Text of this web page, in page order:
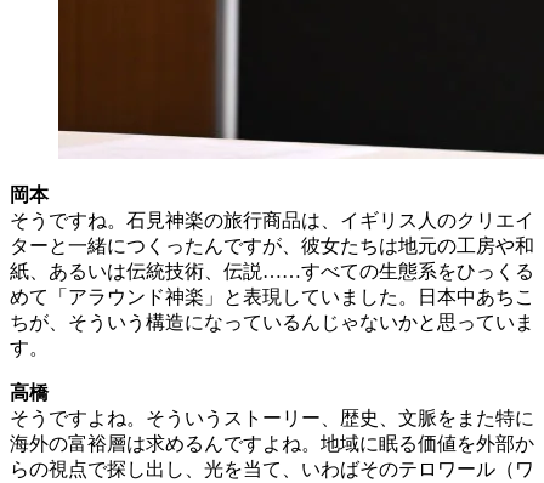
岡本
そうですね。石見神楽の旅行商品は、イギリス人のクリエイ
ターと一緒につくったんですが、彼女たちは地元の工房や和
紙、あるいは伝統技術、伝説……すべての生態系をひっくる
めて「アラウンド神楽」と表現していました。日本中あちこ
ちが、そういう構造になっているんじゃないかと思っていま
す。
高橋
そうですよね。そういうストーリー、歴史、文脈をまた特に
海外の富裕層は求めるんですよね。地域に眠る価値を外部か
らの視点で探し出し、光を当て、いわばそのテロワール（ワ